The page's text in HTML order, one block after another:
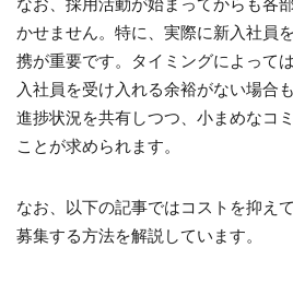
かせません。特に、実際に新入社員
携が重要です。タイミングによって
入社員を受け入れる余裕がない場合
進捗状況を共有しつつ、小まめなコ
ことが求められます。
なお、以下の記事ではコストを抑え
募集する方法を解説しています。